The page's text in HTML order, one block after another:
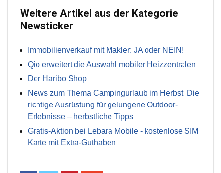
Weitere Artikel aus der Kategorie
Newsticker
Immobilienverkauf mit Makler: JA oder NEIN!
Qio erweitert die Auswahl mobiler Heizzentralen
Der Haribo Shop
News zum Thema Campingurlaub im Herbst: Die
richtige Ausrüstung für gelungene Outdoor-
Erlebnisse – herbstliche Tipps
Gratis-Aktion bei Lebara Mobile - kostenlose SIM
Karte mit Extra-Guthaben